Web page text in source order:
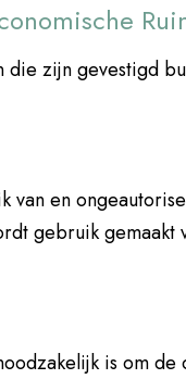
zijn gevestigd
en
gebruik
is om